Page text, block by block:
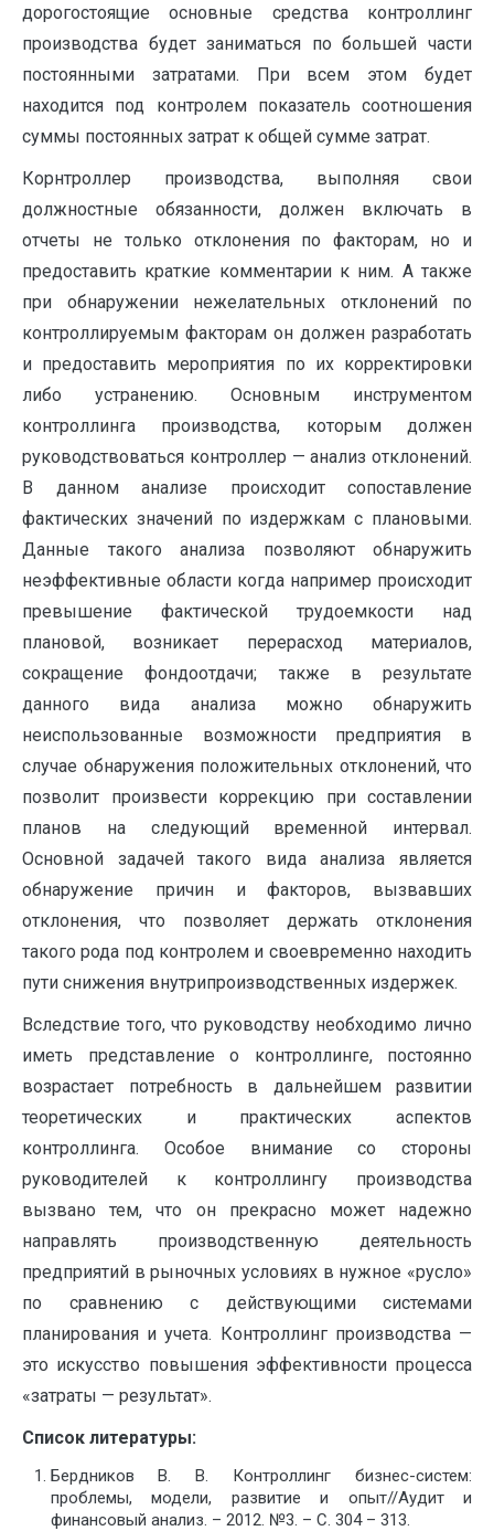
дорогостоящие основные средства контроллинг
производства будет заниматься по большей части
постоянными затратами. При всем этом будет
находится под контролем показатель соотношения
суммы постоянных затрат к общей сумме затрат.
Корнтроллер производства, выполняя свои
должностные обязанности, должен включать в
отчеты не только отклонения по факторам, но и
предоставить краткие комментарии к ним. А также
при обнаружении нежелательных отклонений по
контроллируемым факторам он должен разработать
и предоставить мероприятия по их корректировки
либо устранению. Основным инструментом
контроллинга производства, которым должен
руководствоваться контроллер — анализ отклонений.
В данном анализе происходит сопоставление
фактических значений по издержкам с плановыми.
Данные такого анализа позволяют обнаружить
неэффективные области когда например происходит
превышение фактической трудоемкости над
плановой, возникает перерасход материалов,
сокращение фондоотдачи; также в результате
данного вида анализа можно обнаружить
неиспользованные возможности предприятия в
случае обнаружения положительных отклонений, что
позволит произвести коррекцию при составлении
планов на следующий временной интервал.
Основной задачей такого вида анализа является
обнаружение причин и факторов, вызвавших
отклонения, что позволяет держать отклонения
такого рода под контролем и своевременно находить
пути снижения внутрипроизводственных издержек.
Вследствие того, что руководству необходимо лично
иметь представление о контроллинге, постоянно
возрастает потребность в дальнейшем развитии
теоретических и практических аспектов
контроллинга. Особое внимание со стороны
руководителей к контроллингу производства
вызвано тем, что он прекрасно может надежно
направлять производственную деятельность
предприятий в рыночных условиях в нужное «русло»
по сравнению с действующими системами
планирования и учета. Контроллинг производства —
это искусство повышения эффективности процесса
«затраты — результат».
Список литературы:
Бердников В. В. Контроллинг бизнес-систем:
проблемы, модели, развитие и опыт//Аудит и
финансовый анализ. – 2012. №3. – С. 304 – 313.